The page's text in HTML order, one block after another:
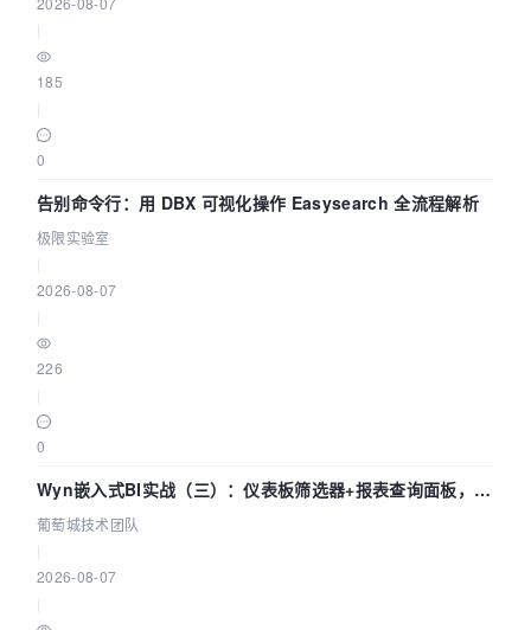
185
0
告别命令行：用 DBX 可视化操作 Easysearch 全流程解析
极限实验室
2026-08-07
226
0
Wyn嵌入式BI实战（三）：仪表板筛选器+报表查询面板，参
数联动全闭环
葡萄城技术团队
2026-08-07